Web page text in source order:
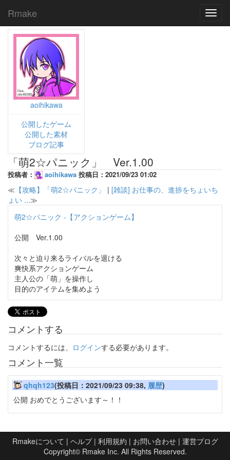
Rmake
aoihikawa
公開したゲーム
公開した素材
ブログ記事
「萌2☆パニック」 Ver.1.00
投稿者： aoihikawa 投稿日：2021/09/23 01:02
≪ 【攻略】「萌2☆パニック」 | [雑談] お仕事の、進捗をちょいち
ょい ...≫
萌2☆パニック -【アクションゲーム】
公開 Ver.1.00
次々と迫り来るライバルを退ける
爽快系アクションゲーム
主人公の「萌」を操作し
目的のアイテムを集めよう
コメントする
コメントするには、 ログインする必要があります。
コメント一覧
qhqh123(投稿日：2021/09/23 09:38, 履歴)
公開 おめでとうございます～！！
Rmakeについて | ヘルプ| 利用規約 | お問い合わせ| 運営ブログ
Copyright© Rmake Inc. All Rights Reserved.